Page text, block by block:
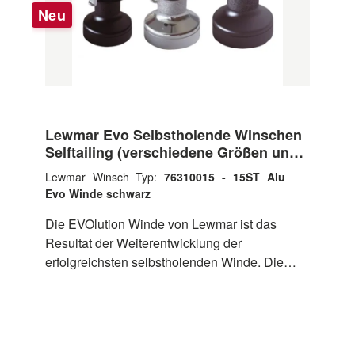
schwarz 76310363 EVO® 55EST
Deckseinheit verchromt 76310364 EVO®
65EST Deckseinheit Alu schwarz 76310365
Neu
Lewmar Evo Selbstholende Winschen
Selftailing (verschiedene Größen und
Oberflächen)
Lewmar Winsch Typ: 76310015 - 15ST Alu
Evo Winde schwarz
Die EVOlution Winde von Lewmar ist das
Resultat der Weiterentwicklung der
erfolgreichsten selbstholenden Winde. Die